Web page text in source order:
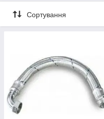
Сортування